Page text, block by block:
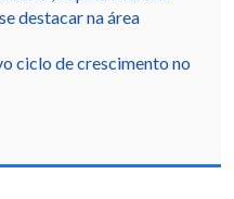
destacar na área
ciclo de crescimento no